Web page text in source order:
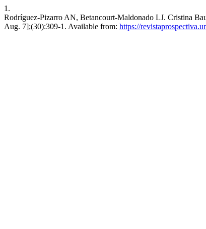
1.
Rodríguez-Pizarro AN, Betancourt-Maldonado LJ. Cristina
Aug. 7];(30):309-1. Available from: https://